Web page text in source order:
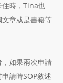
住時，Tina也
章或是書籍等
如果兩次申請
請時SOP敘述